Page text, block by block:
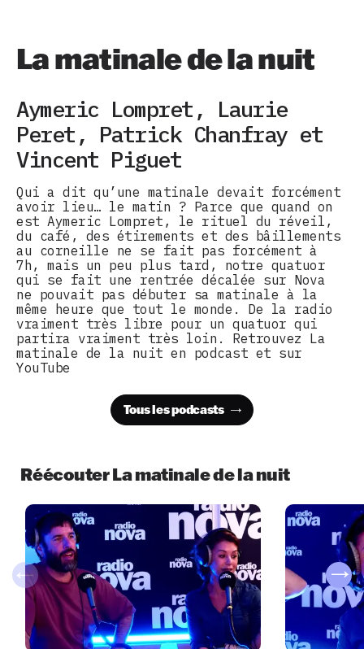
La matinale de la nuit
Aymeric Lompret, Laurie
Peret, Patrick Chanfray et
Vincent Piguet
Qui a dit qu’une matinale devait forcément
avoir lieu… le matin ? Parce que quand on
est Aymeric Lompret, le rituel du réveil,
du café, des étirements et des bâillements
au corneille ne se fait pas forcément à
7h, mais un peu plus tard, notre quatuor
qui se fait une rentrée décalée sur Nova
ne pouvait pas débuter sa matinale à la
même heure que tout le monde. De la radio
vraiment très libre pour un quatuor qui
partira vraiment très loin. Retrouvez La
matinale de la nuit en podcast et sur
YouTube
Tous les podcasts
Réécouter La matinale de la nuit